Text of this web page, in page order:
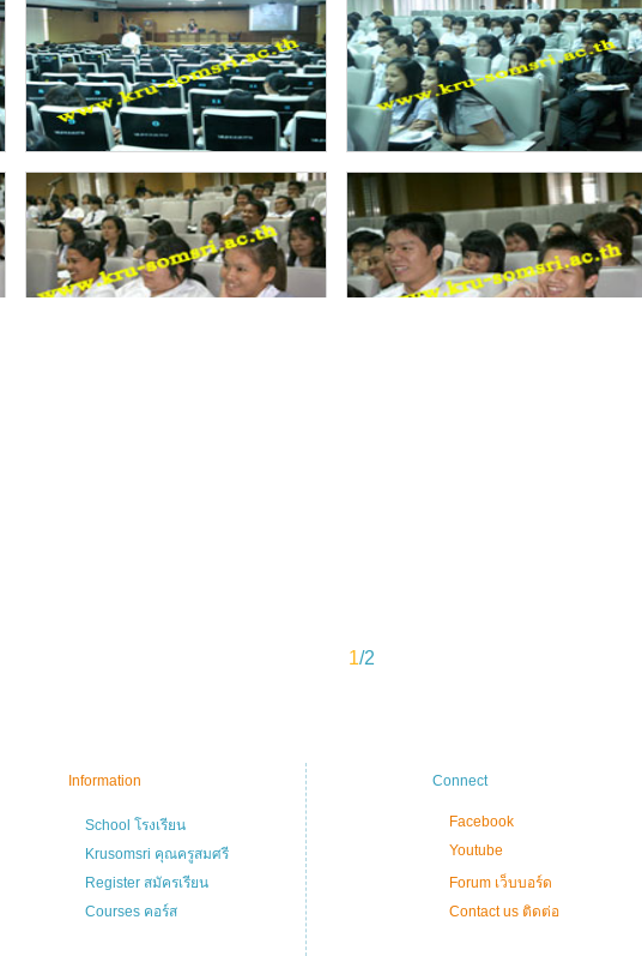
1/2
Information
School โรงเรียน
Krusomsri คุณครูสมศรี
Register สมัครเรียน
Courses คอร์ส
Connect
Facebook
Youtube
Forum เว็บบอร์ด
Contact us ติดต่อ